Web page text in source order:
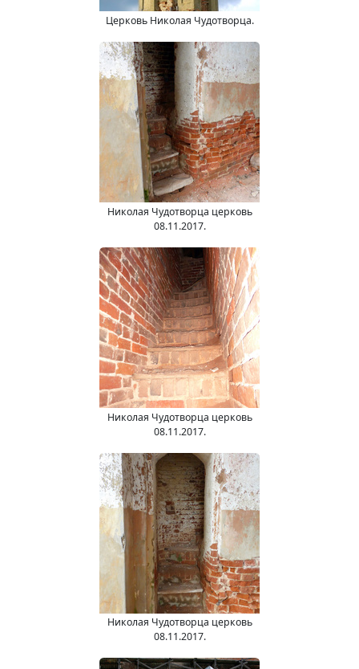
Церковь Николая Чудотворца.
Николая Чудотворца церковь
08.11.2017.
Николая Чудотворца церковь
08.11.2017.
Николая Чудотворца церковь
08.11.2017.